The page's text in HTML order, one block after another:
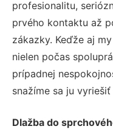
profesionalitu,
prvého kontaktu až
zákazky. Keďže aj
nielen počas
prípadnej
snažíme sa ju
Dlažba do